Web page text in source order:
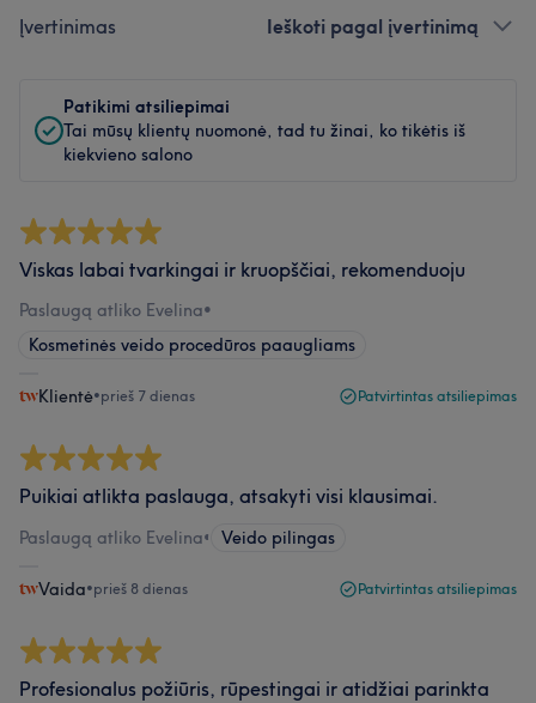
Įvertinimas Ieškoti pagal įvertinimą
Patikimi atsiliepimai
Tai mūsų klientų nuomonė, tad tu žinai, ko tikėtis iš
kiekvieno salono
Viskas labai tvarkingai ir kruopščiai, rekomenduoju
Paslaugą atliko Evelina•
Kosmetinės veido procedūros paaugliams
Klientė•prieš 7 dienas Patvirtintas atsiliepimas
Puikiai atlikta paslauga, atsakyti visi klausimai.
Paslaugą atliko Evelina• Veido pilingas
Vaida•prieš 8 dienas Patvirtintas atsiliepimas
Profesionalus požiūris, rūpestingai ir atidžiai parinkta